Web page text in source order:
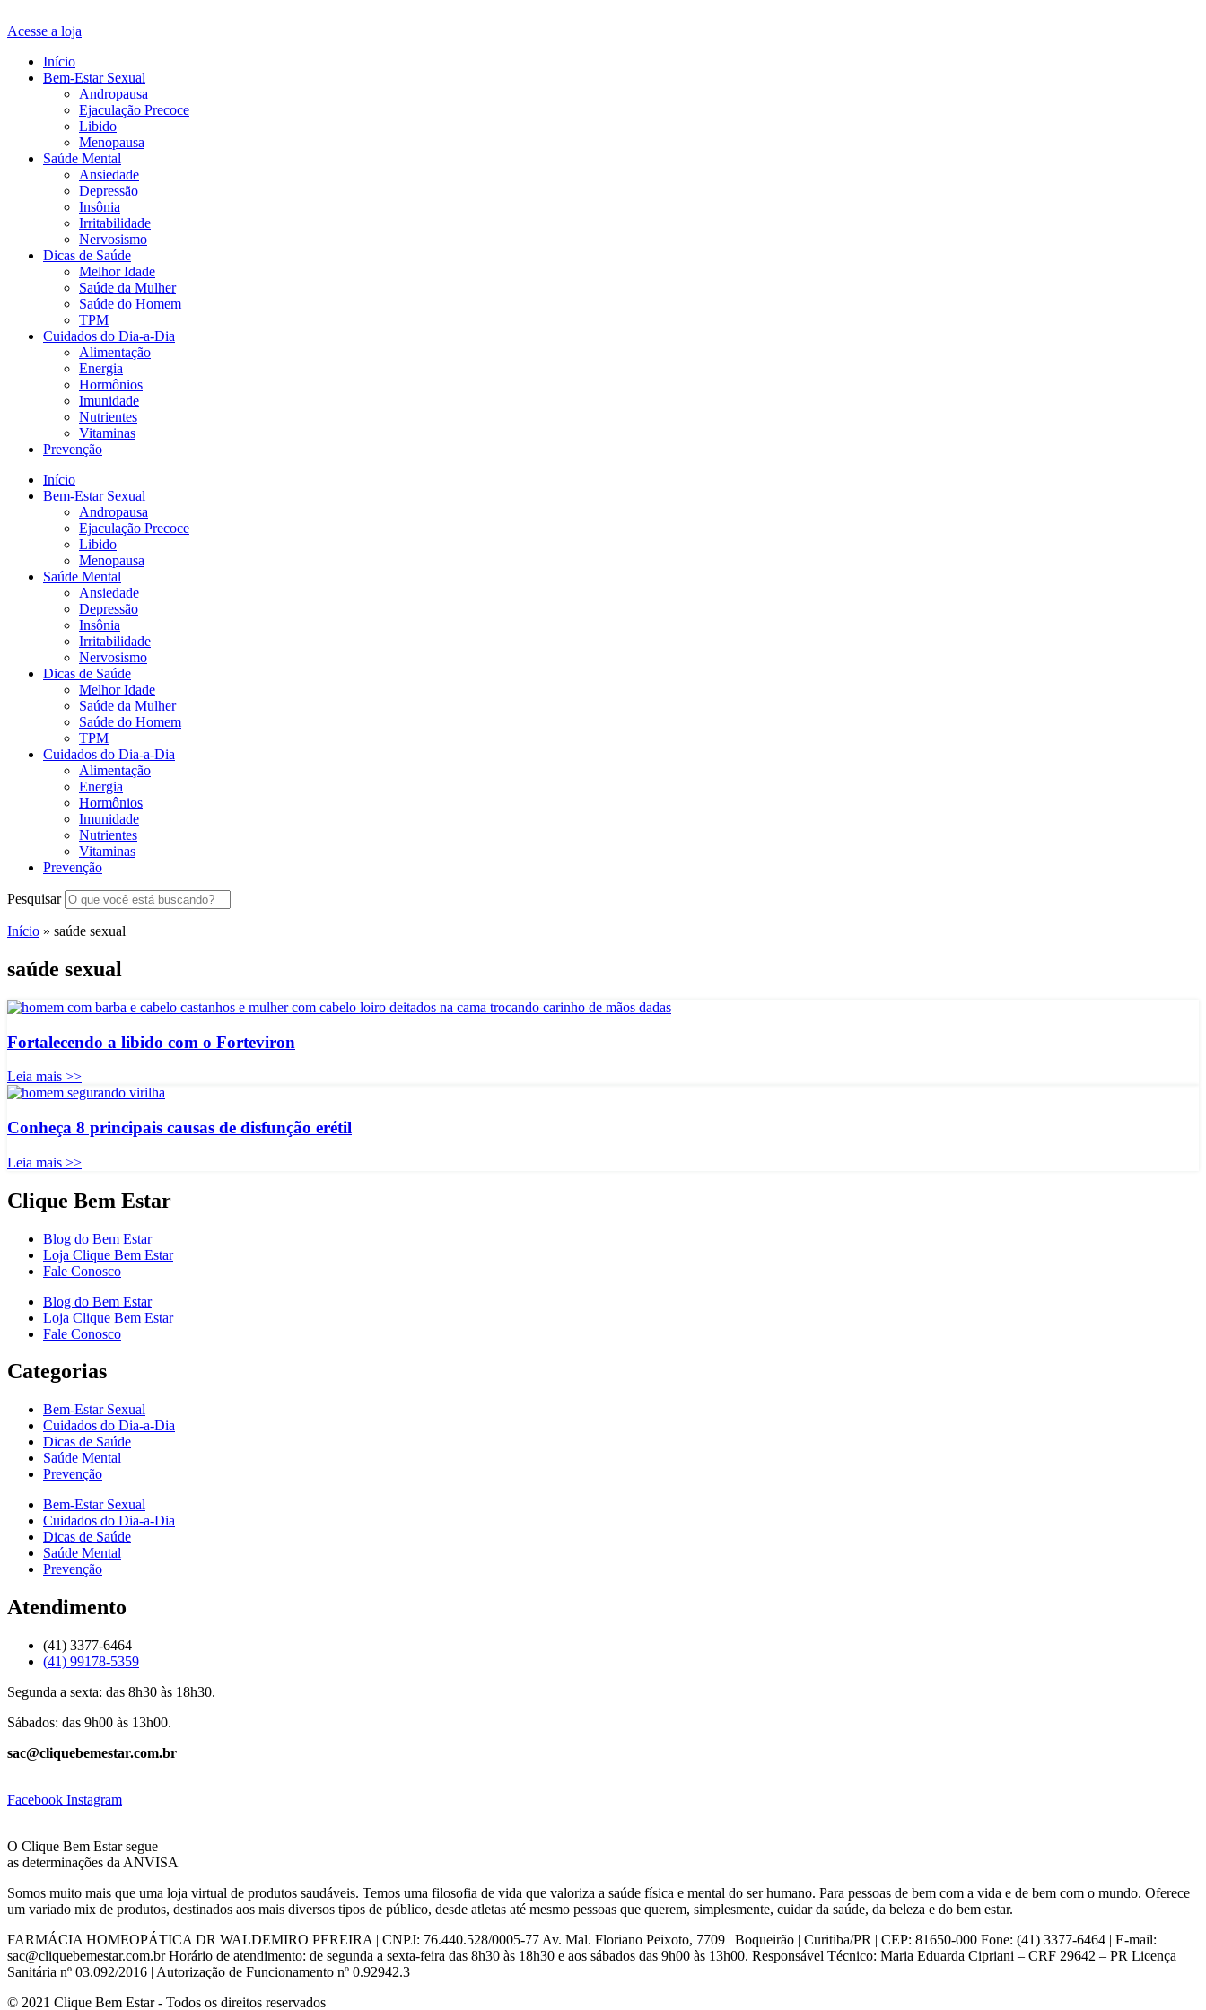
Acesse a loja
Início
Bem-Estar Sexual
Andropausa
Ejaculação Precoce
Libido
Menopausa
Saúde Mental
Ansiedade
Depressão
Insônia
Irritabilidade
Nervosismo
Dicas de Saúde
Melhor Idade
Saúde da Mulher
Saúde do Homem
TPM
Cuidados do Dia-a-Dia
Alimentação
Energia
Hormônios
Imunidade
Nutrientes
Vitaminas
Prevenção
Início
Bem-Estar Sexual
Andropausa
Ejaculação Precoce
Libido
Menopausa
Saúde Mental
Ansiedade
Depressão
Insônia
Irritabilidade
Nervosismo
Dicas de Saúde
Melhor Idade
Saúde da Mulher
Saúde do Homem
TPM
Cuidados do Dia-a-Dia
Alimentação
Energia
Hormônios
Imunidade
Nutrientes
Vitaminas
Prevenção
Pesquisar
Início » saúde sexual
saúde sexual
Fortalecendo a libido com o Forteviron
Leia mais >>
Conheça 8 principais causas de disfunção erétil
Leia mais >>
Clique Bem Estar
Blog do Bem Estar
Loja Clique Bem Estar
Fale Conosco
Blog do Bem Estar
Loja Clique Bem Estar
Fale Conosco
Categorias
Bem-Estar Sexual
Cuidados do Dia-a-Dia
Dicas de Saúde
Saúde Mental
Prevenção
Bem-Estar Sexual
Cuidados do Dia-a-Dia
Dicas de Saúde
Saúde Mental
Prevenção
Atendimento
(41) 3377-6464
(41) 99178-5359
Segunda a sexta: das 8h30 às 18h30.
Sábados: das 9h00 às 13h00.
sac@cliquebemestar.com.br
Facebook Instagram
O Clique Bem Estar segue
as determinações da ANVISA
Somos muito mais que uma loja virtual de produtos saudáveis. Temos uma filosofia de vida que valoriza a saúde física e mental do ser humano. Para pessoas de bem com a vida e de bem com o mundo. Oferece
um variado mix de produtos, destinados aos mais diversos tipos de público, desde atletas até mesmo pessoas que querem, simplesmente, cuidar da saúde, da beleza e do bem estar.
FARMÁCIA HOMEOPÁTICA DR WALDEMIRO PEREIRA | CNPJ: 76.440.528/0005-77 Av. Mal. Floriano Peixoto, 7709 | Boqueirão | Curitiba/PR | CEP: 81650-000 Fone: (41) 3377-6464 | E-mail:
sac@cliquebemestar.com.br Horário de atendimento: de segunda a sexta-feira das 8h30 às 18h30 e aos sábados das 9h00 às 13h00. Responsável Técnico: Maria Eduarda Cipriani – CRF 29642 – PR Licença
Sanitária nº 03.092/2016 | Autorização de Funcionamento nº 0.92942.3
© 2021 Clique Bem Estar - Todos os direitos reservados